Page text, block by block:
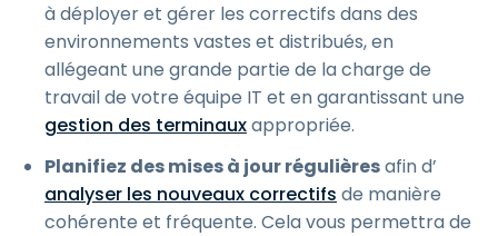
à déployer et gérer les correctifs dans des
environnements vastes et distribués, en
allégeant une grande partie de la charge de
travail de votre équipe IT et en garantissant une
gestion des terminauxappropriée.
Planifiez des mises à jour régulièresafin d’
analyser les nouveaux correctifs de manière
cohérente et fréquente. Cela vous permettra de